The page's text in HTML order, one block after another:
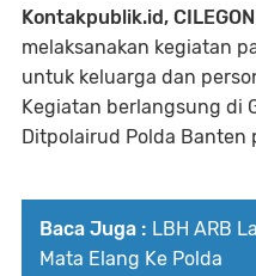
Kontakpublik.id,
melaksanakan kegiatan
untuk keluarga dan
Kegiatan berlangsung di
Ditpolairud Polda Banten
Baca Juga : LBH ARB
Mata Elang Ke Polda